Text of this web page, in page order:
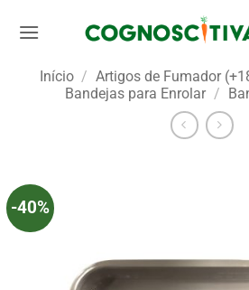
Início / Artigos de Fumador
Bandejas para Enrolar /
-40%